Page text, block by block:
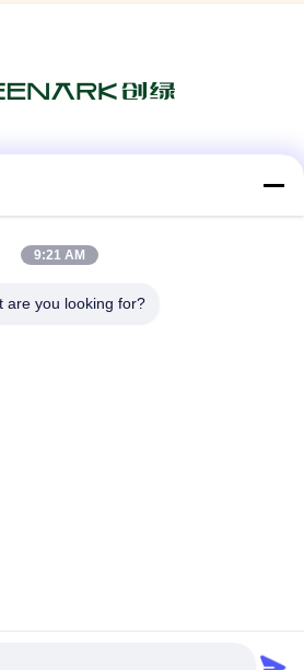
Chuanglv Catering Equipment
9:21 AM
are you looking for?